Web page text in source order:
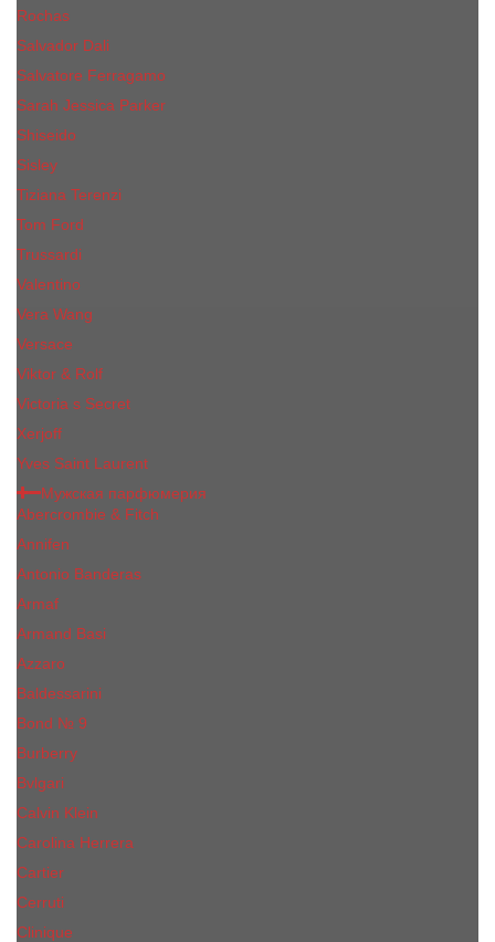
Rochas
Salvador Dali
Salvatore Ferragamo
Sarah Jessica Parker
Shiseido
Sisley
Tiziana Terenzi
Tom Ford
Trussardi
Valentino
Vera Wang
Versace
Viktor & Rolf
Victoria s Secret
Xerjoff
Yves Saint Laurent
Мужская парфюмерия
Abercrombie & Fitch
Annifen
Antonio Banderas
Armaf
Armand Basi
Azzaro
Baldessarini
Bond № 9
Burberry
Bvlgari
Calvin Klein
Carolina Herrera
Cartier
Cerruti
Сliniquе